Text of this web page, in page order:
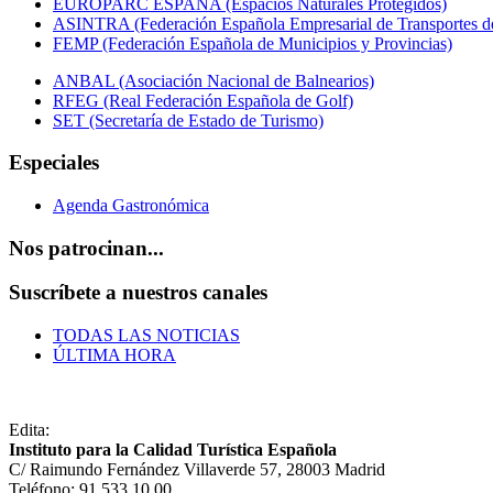
ASINTRA (Federación Española Empresarial de Transportes
FEMP (Federación Española de Municipios y Provincias)
ANBAL (Asociación Nacional de Balnearios)
RFEG (Real Federación Española de Golf)
SET (Secretaría de Estado de Turismo)
Especiales
Agenda Gastronómica
Nos patrocinan...
Suscríbete a nuestros canales
TODAS LAS NOTICIAS
ÚLTIMA HORA
Edita:
Instituto para la Calidad Turística Española
C/ Raimundo Fernández Villaverde 57, 28003 Madrid